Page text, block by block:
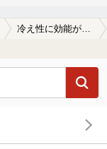
冷え性に効能がある白子温泉の温泉、日帰り温泉、スーパー銭湯おすすめ